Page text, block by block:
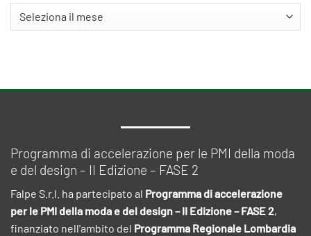
Programma di accelerazione per le PMI della moda
e del design – II Edizione – FASE 2
Falpe S.r.l. ha partecipato al Programma di accelerazione
per le PMI della moda e del design – II Edizione – FASE 2,
finanziato nell'ambito del Programma Regionale Lombardia